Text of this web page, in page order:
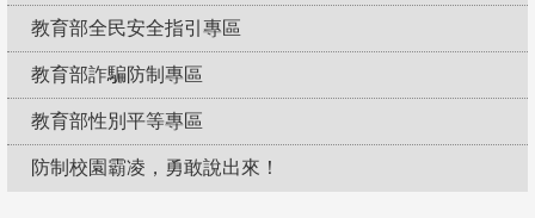
教育部全民安全指引專區
教育部詐騙防制專區
教育部性別平等專區
防制校園霸凌，勇敢說出來！